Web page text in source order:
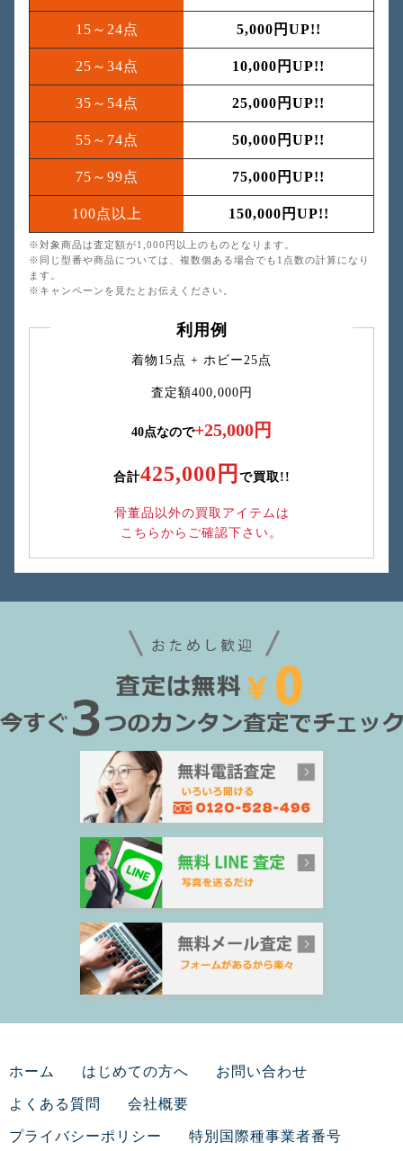
15～24点 5,000円UP!!
25～34点 10,000円UP!!
35～54点 25,000円UP!!
55～74点 50,000円UP!!
75～99点 75,000円UP!!
100点以上 150,000円UP!!
※対象商品は査定額が1,000円以上のものとなります。
※同じ型番や商品については、複数個ある場合でも1点数の計算になり
ます。
※キャンペーンを見たとお伝えください。
利用例
着物15点 + ホビー25点
査定額400,000円
40点なので+25,000円
合計425,000円 で買取!!
骨董品以外の買取アイテムは
こちらからご確認下さい。
ホーム はじめての方へ お問い合わせ
よくある質問 会社概要
プライバシーポリシー 特別国際種事業者番号